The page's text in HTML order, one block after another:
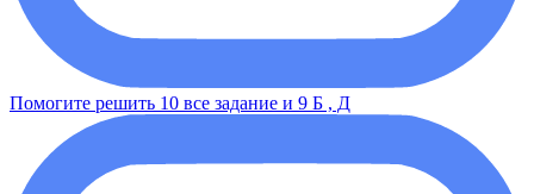
Помогите решить 10 все задание и 9 Б , Д